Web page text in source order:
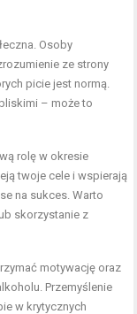
Osoby
ze strony
picie jest normą.
– może to
rolę w okresie
twoje cele i wspierają
na sukces. Warto
skorzystanie z
motywację oraz
Przemyślenie
w krytycznych